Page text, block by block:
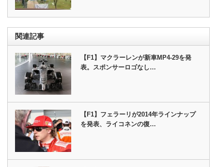
関連記事
【F1】マクラーレンが新車MP4-29を発
表。スポンサーロゴなし…
【F1】フェラーリが2014年ラインナップ
を発表、ライコネンの復…